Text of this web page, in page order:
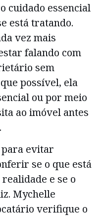
cuidado essencial
está tratando.
vez mais
falando com
sem
possível, ela
ou por meio
ao imóvel antes
evitar
se o que está
e se o
Mychelle
verifique o